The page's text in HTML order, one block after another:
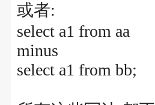
或者:
select a1 from aa
minus
select a1 from bb;